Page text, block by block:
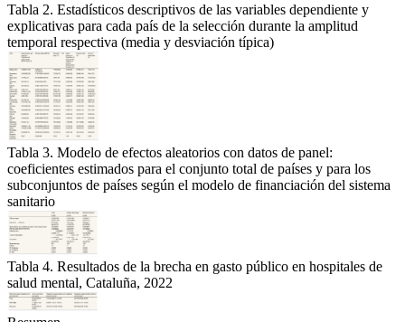
Tabla 2. Estadísticos descriptivos de las variables dependiente y
explicativas para cada país de la selección durante la amplitud
temporal respectiva (media y desviación típica)
Tabla 3. Modelo de efectos aleatorios con datos de panel:
coeficientes estimados para el conjunto total de países y para los
subconjuntos de países según el modelo de financiación del sistema
sanitario
Tabla 4. Resultados de la brecha en gasto público en hospitales de
salud mental, Cataluña, 2022